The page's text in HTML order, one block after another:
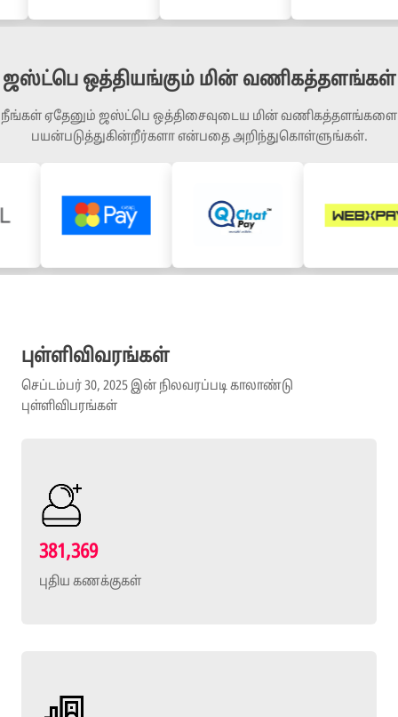
ஜஸ்ட்பெ ஒத்தியங்கும் மின் வணிகத்தளங்கள்
நீங்கள் ஏதேனும் ஜஸ்ட்பெ ஒத்திசைவுடைய மின் வணிகத்தளங்களை
பயன்படுத்துகின்றீர்களா என்பதை அறிந்துகொள்ளுங்கள்.
புள்ளிவிவரங்கள்
செப்டம்பர் 30, 2025 இன் நிலவரப்படி காலாண்டு
புள்ளிவிபரங்கள்
381,369
புதிய கணக்குகள்